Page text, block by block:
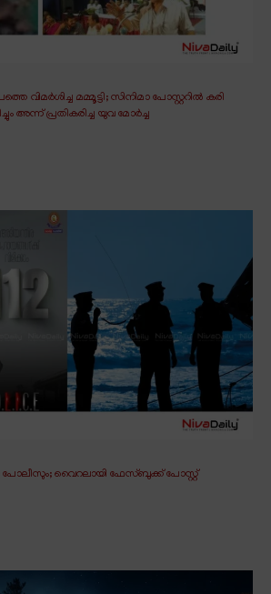
വിമർശിച്ച മമ്മൂട്ടി; സിനിമാ പോസ്റ്ററിൽ കരി
അന്ന് പ്രതികരിച്ച യുവ മോർച്ച
പോലീസും; വൈറലായി ഫേസ്ബുക്ക് പോസ്റ്റ്